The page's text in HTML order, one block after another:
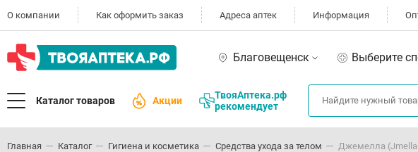
О компании Как оформить заказ Адреса аптек Информация
Благовещенск Выберите
Каталог товаров Акции
ТвояАптека.рф
рекомендует
Главная Каталог Гигиена и косметика Средства ухода за телом Джемелла (Jmella